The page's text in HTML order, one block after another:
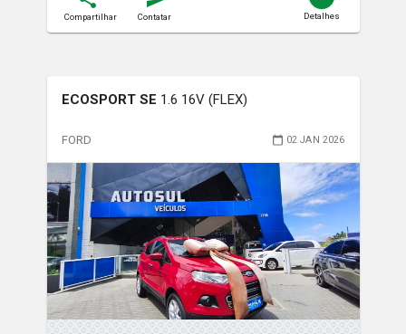
Compartilhar Contatar Detalhes
ECOSPORT SE 1.6 16V (FLEX)
FORD 02 JAN 2026